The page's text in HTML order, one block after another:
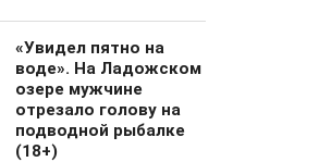
«Увидел пятно на
воде». На Ладожском
озере мужчине
отрезало голову на
подводной рыбалке
(18+)